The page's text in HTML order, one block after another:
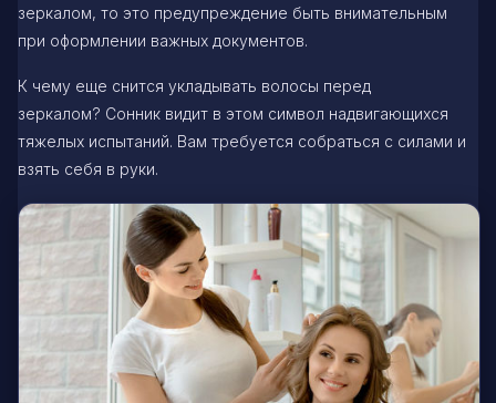
зеркалом, то это предупреждение быть внимательным
при оформлении важных документов.
К чему еще снится укладывать волосы перед
зеркалом? Сонник видит в этом символ надвигающихся
тяжелых испытаний. Вам требуется собраться с силами и
взять себя в руки.